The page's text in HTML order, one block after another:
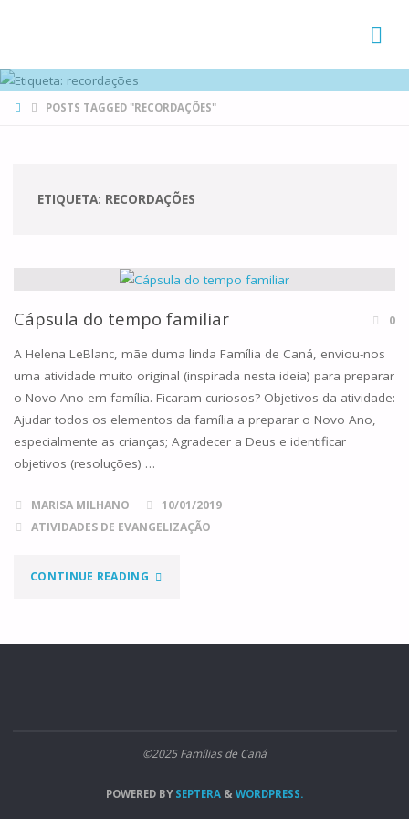
HOMEPOSTS TAGGED "RECORDAÇÕES"
ETIQUETA: RECORDAÇÕES
Cápsula do tempo familiar 0
A Helena LeBlanc, mãe duma linda Família de Caná, enviou-nos
uma atividade muito original (inspirada nesta ideia) para preparar
o Novo Ano em família. Ficaram curiosos? Objetivos da atividade:
Ajudar todos os elementos da família a preparar o Novo Ano,
especialmente as crianças; Agradecer a Deus e identificar
objetivos (resoluções) …
MARISA MILHANO
10/01/2019
ATIVIDADES DE EVANGELIZAÇÃO
CONTINUE READING"CÁPSULA
TEMPO
©2025 Famílias de Caná
POWERED BYSEPTERA & WORDPRESS.